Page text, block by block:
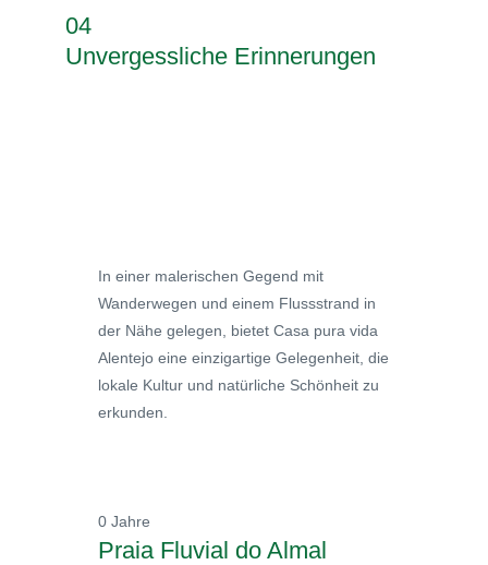
04
Unvergessliche Erinnerungen
In einer malerischen Gegend mit
Wanderwegen und einem Flussstrand in
der Nähe gelegen, bietet Casa pura vida
Alentejo eine einzigartige Gelegenheit, die
lokale Kultur und natürliche Schönheit zu
erkunden.
0 Jahre
Praia Fluvial do Almal